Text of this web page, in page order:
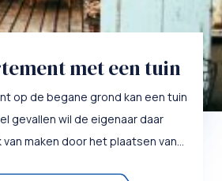
met een tuin
op de begane grond kan een tuin
gevallen wil de eigenaar daar
maken door het plaatsen van